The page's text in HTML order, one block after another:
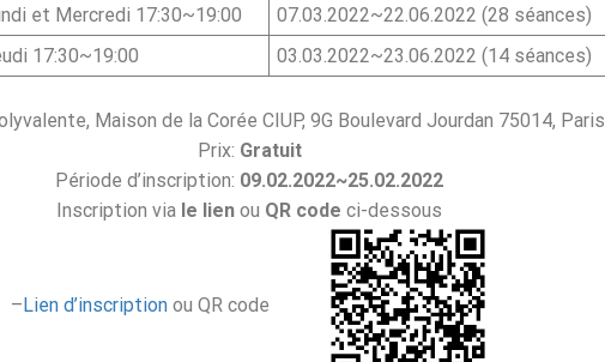
et Mercredi 17:30~19:00 07.03.2022~22.06.2022 (28 séances)
17:30~19:00 03.03.2022~23.06.2022 (14 séances)
Maison de la Corée CIUP, 9G Boulevard Jourdan 75014, Paris
Prix: Gratuit
Période d’inscription: 09.02.2022~25.02.2022
Inscription via le lien ou QR code ci-dessous
–Lien d’inscriptionou QR code